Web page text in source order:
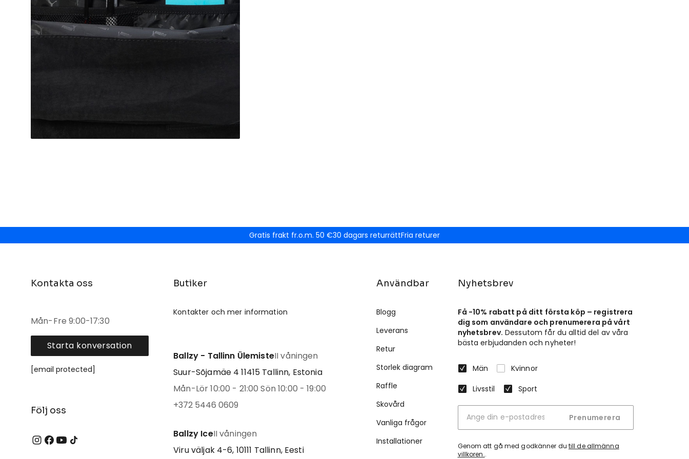
Gratis frakt fr.o.m. 50 €30 dagars returrättFria returer
Kontakta oss
Mån-Fre 9:00-17:30
Starta konversation
[email protected]
Följ oss
Butiker
Kontakter och mer information
Ballzy - Tallinn ÜlemisteII våningen
Suur-Sõjamäe 4 11415 Tallinn, Estonia
Mån-Lör 10:00 - 21:00 Sön 10:00 - 19:00
+372 5446 0609
Ballzy IceII våningen
Viru väljak 4-6, 10111 Tallinn, Eesti
Användbar
Blogg
Leverans
Retur
Storlek diagram
Raffle
Skovård
Vanliga frågor
Installationer
Nyhetsbrev
Få -10% rabatt på ditt första köp – registrera
dig som användare och prenumerera på vårt
nyhetsbrev. Dessutom får du alltid del av våra
bästa erbjudanden och nyheter!
Män
Kvinnor
Livsstil
Sport
Prenumerera
Genom att gå med godkänner du till de allmänna
villkoren..